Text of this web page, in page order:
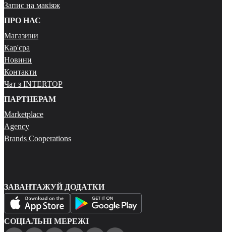
Запис на макіяж
ПРО НАС
Магазини
Кар'єра
Новини
Контакти
Чат з INTERTOP
ПАРТНЕРАМ
Marketplace
Agency
Brands Cooperations
ЗАВАНТАЖУЙ ДОДАТКИ
СОЦІАЛЬНІ МЕРЕЖІ